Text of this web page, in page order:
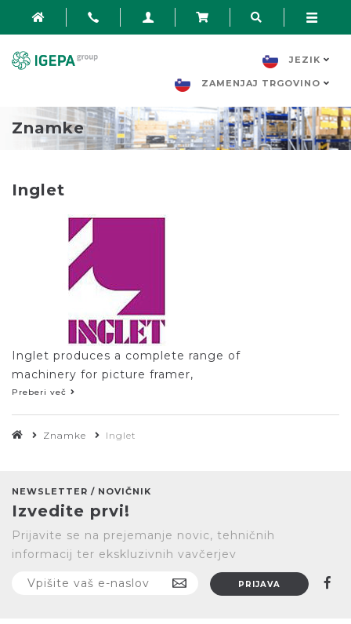
JEZIK
ZAMENJAJ TRGOVINO
Znamke
Inglet
Inglet produces a complete range of
machinery for picture framer,
advertisement and photography
fields. They produce and sell the most
advanced machinery for these lines of
Preberi več
Znamke Inglet
NEWSLETTER / NOVIČNIK
Izvedite prvi!
Prijavite se na prejemanje novic, tehničnih
informacij ter ekskluzivnih vavčerjev